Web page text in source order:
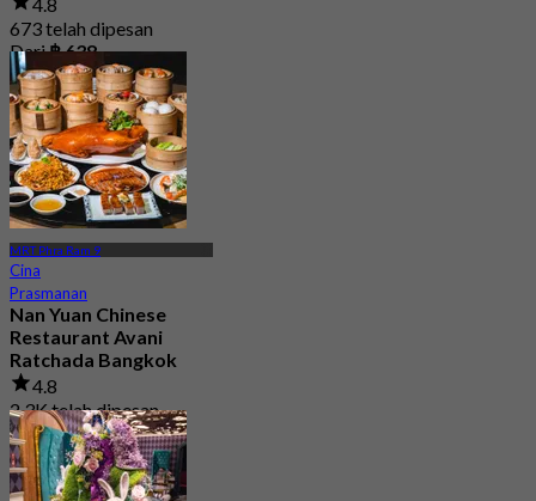
4.8
673 telah dipesan
Dari฿ 638
MRT Phra Ram 9
Cina
Prasmanan
Nan Yuan Chinese
Restaurant Avani
Ratchada Bangkok
4.8
2.3K telah dipesan
Dari฿ 799